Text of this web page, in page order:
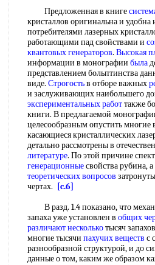
Предложенная в книге
кристаллов оригинальна и удобна
потребителями лазерных
работающими пад свойствами и
квантовых генераторов. Высокая
информации в монографии была
представлением больптинства
виде. Строгостьв отборе важных
и заслуживающих наибольшего
экспериментальных работтакже
книги. В предлагаемой
целесообразным опустить многие
касающиеся кристаллических
детально рассмотрены в
литературе. По этой причине
генерационныесвойства рубина,
теоретических вопросов
чертах.
[c.6]
В разд. 1.4 показано, что
запаха уже установлен в общих
различают несколькотысяч
многие тысячи пахучих веществ с
разнообразной структурой, и до
данные о том, каким же образом